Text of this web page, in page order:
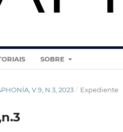
SOBRE
V.9, N.3, 2023 / Expediente